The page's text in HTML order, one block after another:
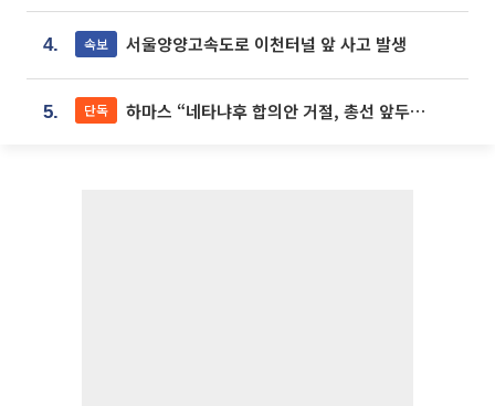
4. 속보 서울양양고속도로 이천터널 앞 사고 발생
5. 단독 하마스 “네타냐후 합의안 거절, 총선 앞두고 시간 끌기”